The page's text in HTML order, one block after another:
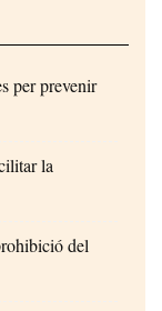
per prevenir
la
del